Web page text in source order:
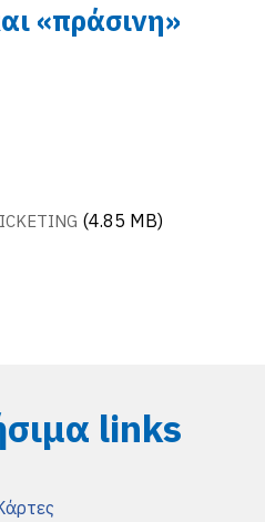
«πράσινη»
(4.85 MB)
links